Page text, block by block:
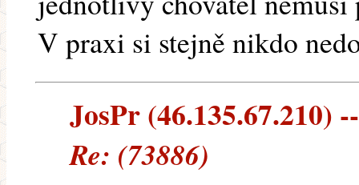
V praxi si stejně nikdo
JosPr (46.135.67.210)
Re: (73886)